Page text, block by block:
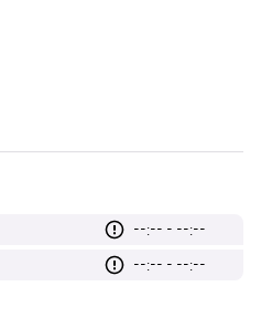
--:-- - --:--
--:-- - --:--